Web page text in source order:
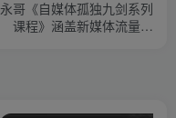
永哥《自媒体孤独九剑系列
课程》涵盖新媒体流量变